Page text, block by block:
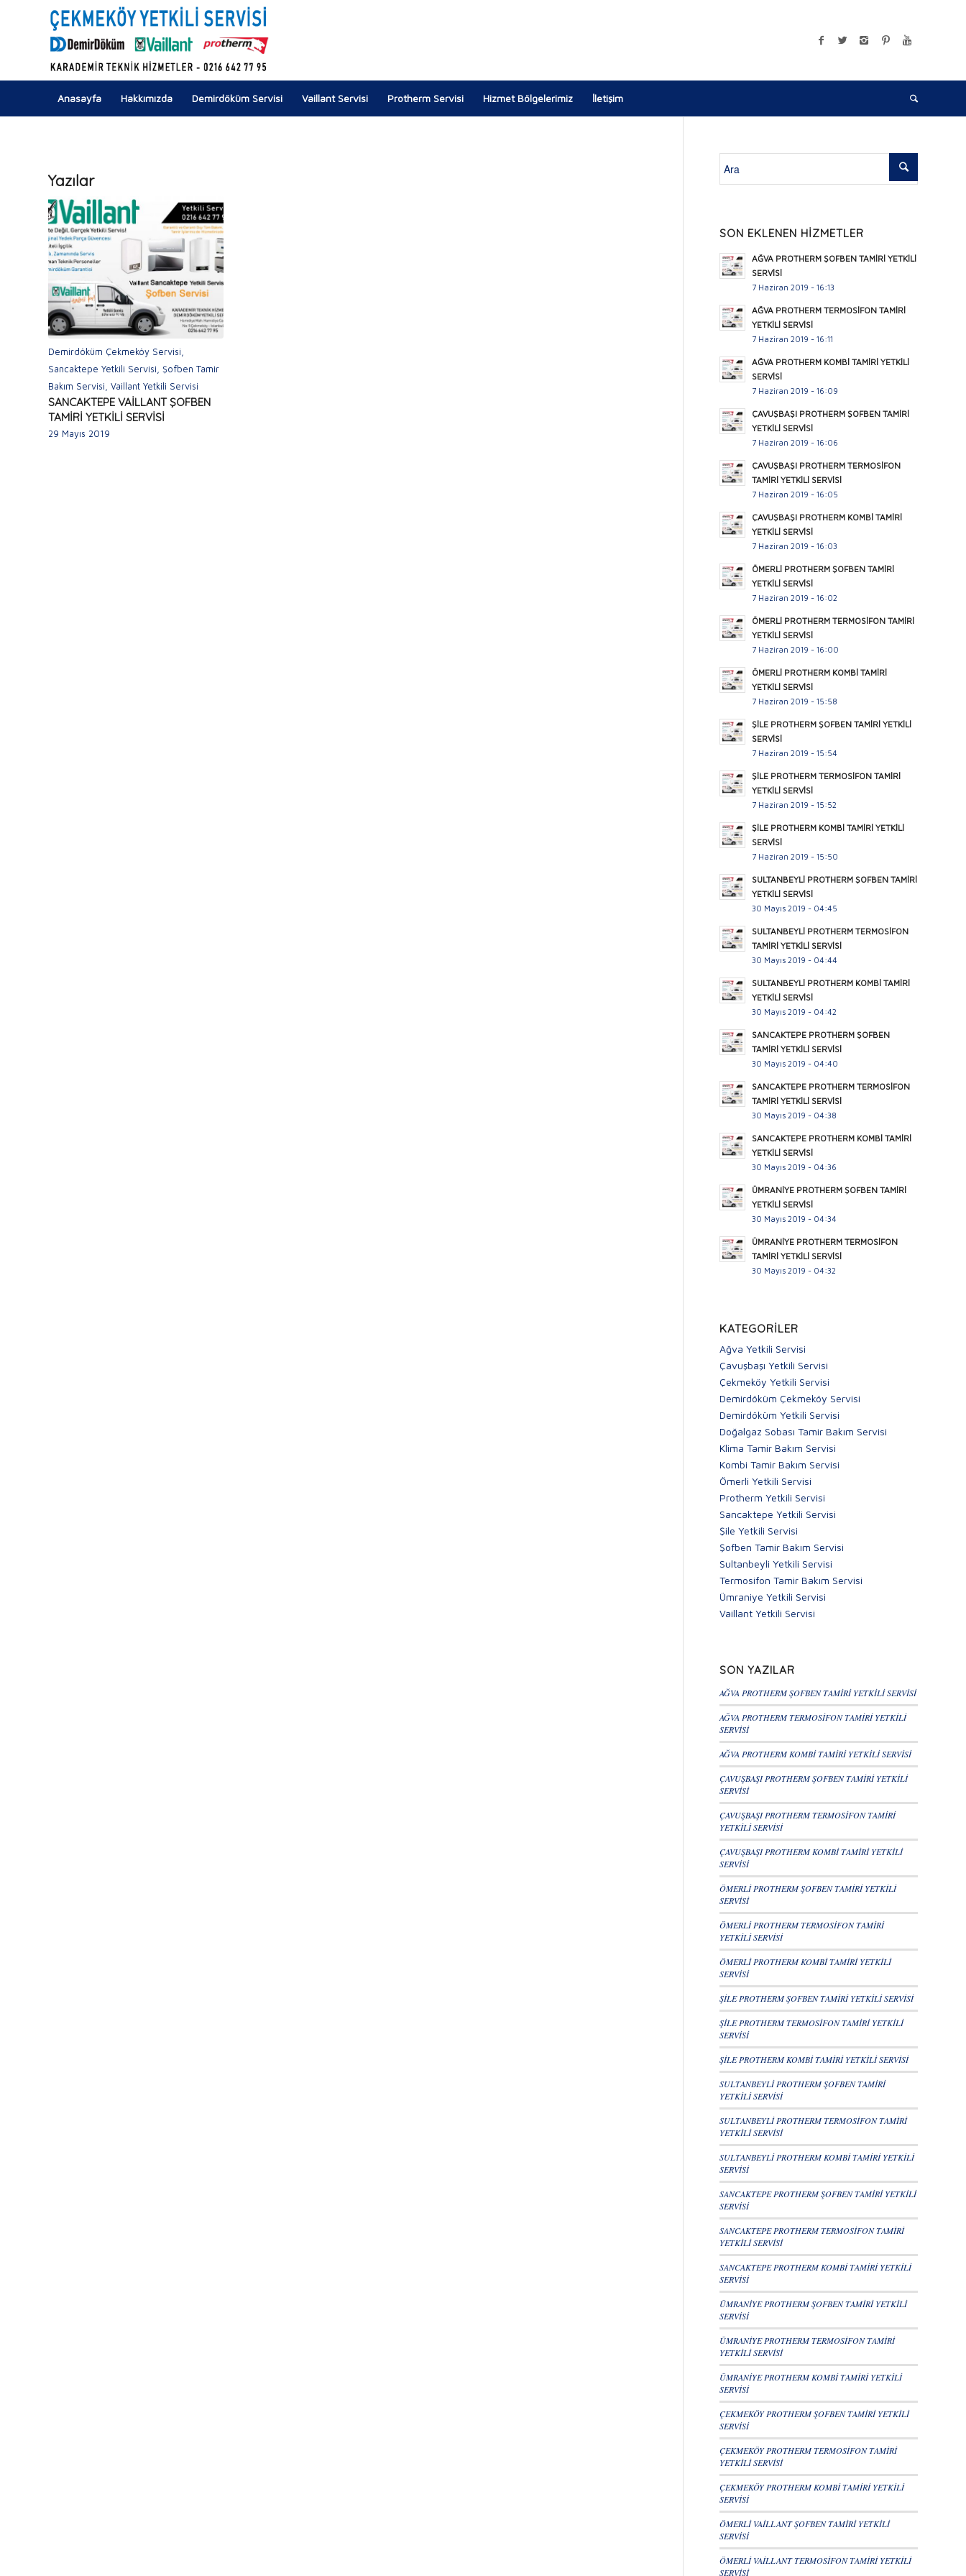
Anasayfa Hakkımızda Demirdöküm Servisi Vaillant Servisi Protherm Servisi Hizmet Bölgelerimiz İletişim
Yazılar
Demirdöküm Çekmeköy Servisi
Sancaktepe Yetkili Servisi Şofben Tamir
Bakım Servisi Vaillant Yetkili Servisi
SANCAKTEPE VAİLLANT ŞOFBEN
TAMİRİ YETKİLİ SERVİSİ
29 Mayıs 2019
SON EKLENEN HİZMETLER
AĞVA PROTHERM ŞOFBEN TAMİRİ YETKİLİ
SERVİSİ
7 Haziran 2019 - 16:13
AĞVA PROTHERM TERMOSİFON TAMİRİ
YETKİLİ SERVİSİ
7 Haziran 2019 - 16:11
AĞVA PROTHERM KOMBİ TAMİRİ YETKİLİ
SERVİSİ
7 Haziran 2019 - 16:09
ÇAVUŞBAŞI PROTHERM ŞOFBEN TAMİRİ
YETKİLİ SERVİSİ
7 Haziran 2019 - 16:06
ÇAVUŞBAŞI PROTHERM TERMOSİFON
TAMİRİ YETKİLİ SERVİSİ
7 Haziran 2019 - 16:05
ÇAVUŞBAŞI PROTHERM KOMBİ TAMİRİ
YETKİLİ SERVİSİ
7 Haziran 2019 - 16:03
ÖMERLİ PROTHERM ŞOFBEN TAMİRİ
YETKİLİ SERVİSİ
7 Haziran 2019 - 16:02
ÖMERLİ PROTHERM TERMOSİFON TAMİRİ
YETKİLİ SERVİSİ
7 Haziran 2019 - 16:00
ÖMERLİ PROTHERM KOMBİ TAMİRİ
YETKİLİ SERVİSİ
7 Haziran 2019 - 15:58
ŞİLE PROTHERM ŞOFBEN TAMİRİ YETKİLİ
SERVİSİ
7 Haziran 2019 - 15:54
ŞİLE PROTHERM TERMOSİFON TAMİRİ
YETKİLİ SERVİSİ
7 Haziran 2019 - 15:52
ŞİLE PROTHERM KOMBİ TAMİRİ YETKİLİ
SERVİSİ
7 Haziran 2019 - 15:50
SULTANBEYLİ PROTHERM ŞOFBEN TAMİRİ
YETKİLİ SERVİSİ
30 Mayıs 2019 - 04:45
SULTANBEYLİ PROTHERM TERMOSİFON
TAMİRİ YETKİLİ SERVİSİ
30 Mayıs 2019 - 04:44
SULTANBEYLİ PROTHERM KOMBİ TAMİRİ
YETKİLİ SERVİSİ
30 Mayıs 2019 - 04:42
SANCAKTEPE PROTHERM ŞOFBEN
TAMİRİ YETKİLİ SERVİSİ
30 Mayıs 2019 - 04:40
SANCAKTEPE PROTHERM TERMOSİFON
TAMİRİ YETKİLİ SERVİSİ
30 Mayıs 2019 - 04:38
SANCAKTEPE PROTHERM KOMBİ TAMİRİ
YETKİLİ SERVİSİ
30 Mayıs 2019 - 04:36
ÜMRANİYE PROTHERM ŞOFBEN TAMİRİ
YETKİLİ SERVİSİ
30 Mayıs 2019 - 04:34
ÜMRANİYE PROTHERM TERMOSİFON
TAMİRİ YETKİLİ SERVİSİ
30 Mayıs 2019 - 04:32
KATEGORILER
Ağva Yetkili Servisi
Çavuşbaşı Yetkili Servisi
Çekmeköy Yetkili Servisi
Demirdöküm Çekmeköy Servisi
Demirdöküm Yetkili Servisi
Doğalgaz Sobası Tamir Bakım Servisi
Klima Tamir Bakım Servisi
Kombi Tamir Bakım Servisi
Ömerli Yetkili Servisi
Protherm Yetkili Servisi
Sancaktepe Yetkili Servisi
Şile Yetkili Servisi
Şofben Tamir Bakım Servisi
Sultanbeyli Yetkili Servisi
Termosifon Tamir Bakım Servisi
Ümraniye Yetkili Servisi
Vaillant Yetkili Servisi
SON YAZILAR
AĞVA PROTHERM ŞOFBEN TAMİRİ YETKİLİ SERVİSİ
AĞVA PROTHERM TERMOSİFON TAMİRİ YETKİLİ
SERVİSİ
AĞVA PROTHERM KOMBİ TAMİRİ YETKİLİ SERVİSİ
ÇAVUŞBAŞI PROTHERM ŞOFBEN TAMİRİ YETKİLİ
SERVİSİ
ÇAVUŞBAŞI PROTHERM TERMOSİFON TAMİRİ
YETKİLİ SERVİSİ
ÇAVUŞBAŞI PROTHERM KOMBİ TAMİRİ YETKİLİ
SERVİSİ
ÖMERLİ PROTHERM ŞOFBEN TAMİRİ YETKİLİ
SERVİSİ
ÖMERLİ PROTHERM TERMOSİFON TAMİRİ
YETKİLİ SERVİSİ
ÖMERLİ PROTHERM KOMBİ TAMİRİ YETKİLİ
SERVİSİ
ŞİLE PROTHERM ŞOFBEN TAMİRİ YETKİLİ SERVİSİ
ŞİLE PROTHERM TERMOSİFON TAMİRİ YETKİLİ
SERVİSİ
ŞİLE PROTHERM KOMBİ TAMİRİ YETKİLİ SERVİSİ
SULTANBEYLİ PROTHERM ŞOFBEN TAMİRİ
YETKİLİ SERVİSİ
SULTANBEYLİ PROTHERM TERMOSİFON TAMİRİ
YETKİLİ SERVİSİ
SULTANBEYLİ PROTHERM KOMBİ TAMİRİ YETKİLİ
SERVİSİ
SANCAKTEPE PROTHERM ŞOFBEN TAMİRİ YETKİLİ
SERVİSİ
SANCAKTEPE PROTHERM TERMOSİFON TAMİRİ
YETKİLİ SERVİSİ
SANCAKTEPE PROTHERM KOMBİ TAMİRİ YETKİLİ
SERVİSİ
ÜMRANİYE PROTHERM ŞOFBEN TAMİRİ YETKİLİ
SERVİSİ
ÜMRANİYE PROTHERM TERMOSİFON TAMİRİ
YETKİLİ SERVİSİ
ÜMRANİYE PROTHERM KOMBİ TAMİRİ YETKİLİ
SERVİSİ
ÇEKMEKÖY PROTHERM ŞOFBEN TAMİRİ YETKİLİ
SERVİSİ
ÇEKMEKÖY PROTHERM TERMOSİFON TAMİRİ
YETKİLİ SERVİSİ
ÇEKMEKÖY PROTHERM KOMBİ TAMİRİ YETKİLİ
SERVİSİ
ÖMERLİ VAİLLANT ŞOFBEN TAMİRİ YETKİLİ
SERVİSİ
ÖMERLİ VAİLLANT TERMOSİFON TAMİRİ YETKİLİ
SERVİSİ